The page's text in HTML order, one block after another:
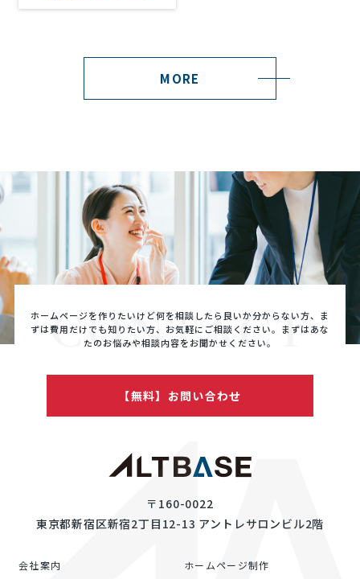
MORE
CONTACT
ホームページを作りたいけど何を相談したら良いか分からない方、ま
ずは費用だけでも知りたい方、 お気軽にご相談ください。まずはあな
たのお悩みや相談内容をお聞かせください。
【無料】お問い合わせ
〒160-0022
東京都新宿区新宿2丁目12-13 アントレサロンビル2階
会社案内
ホームページ制作